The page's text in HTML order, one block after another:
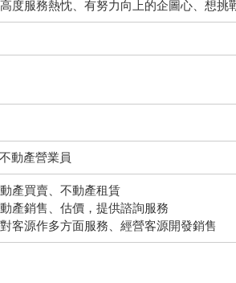
賀成交~~~ 狂賀【左營重立路透天
度服務熱忱、有努力向上的企圖心、想挑
動產營業員
產買賣、不動產租賃
產銷售、估價，提供諮詢服務
客源作多方面服務、經營客源開發銷售